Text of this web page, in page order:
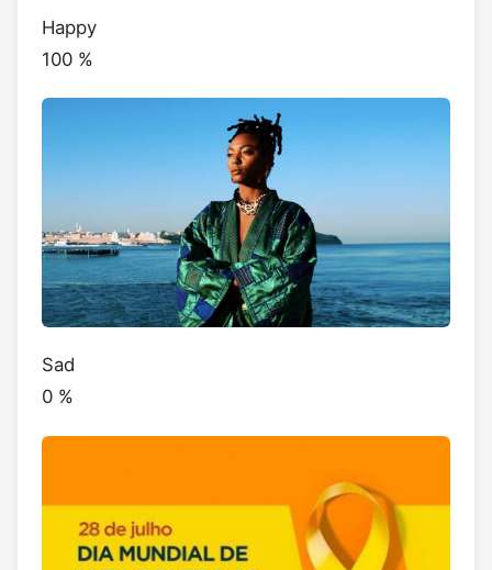
Happy
100 %
Sad
0 %